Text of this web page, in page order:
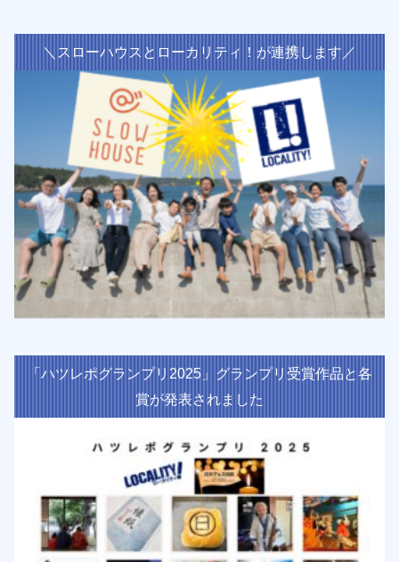
＼スローハウスとローカリティ！が連携します／
「ハツレポグランプリ2025」グランプリ受賞作品と各
賞が発表されました